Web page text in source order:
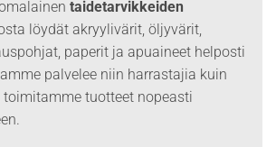
taidetarvikkeiden
löydät akryylivärit, öljyvärit,
paperit ja apuaineet helposti
palvelee niin harrastajia kuin
tuotteet nopeasti